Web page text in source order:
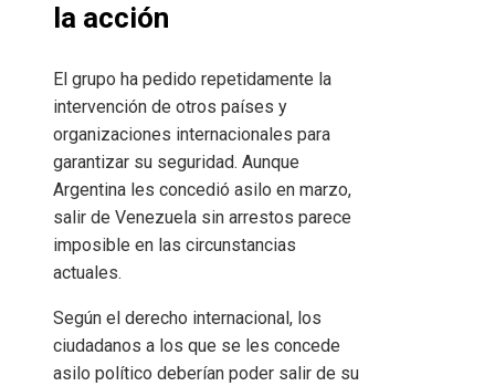
la acción
El grupo ha pedido repetidamente la
intervención de otros países y
organizaciones internacionales para
garantizar su seguridad. Aunque
Argentina les concedió asilo en marzo,
salir de Venezuela sin arrestos parece
imposible en las circunstancias
actuales.
Según el derecho internacional, los
ciudadanos a los que se les concede
asilo político deberían poder salir de su